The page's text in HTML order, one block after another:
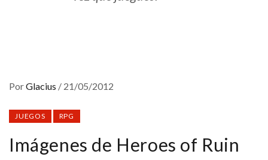
PorGlacius / 21/05/2012
JUEGOS RPG
Imágenes de Heroes of Ruin